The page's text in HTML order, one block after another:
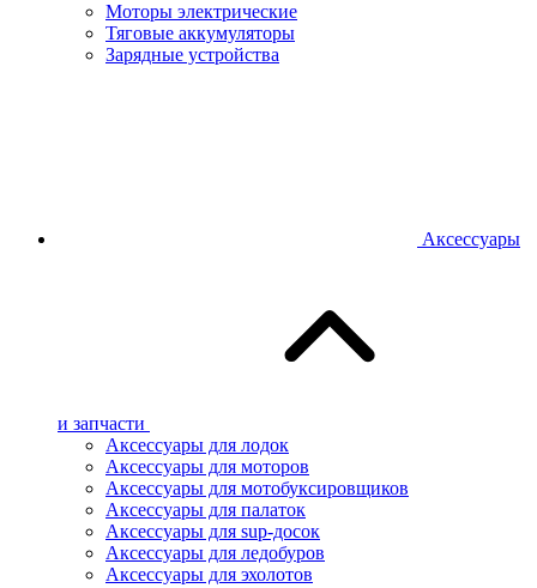
Моторы электрические
Тяговые аккумуляторы
Зарядные устройства
Аксессуары
и запчасти
Аксессуары для лодок
Аксессуары для моторов
Аксессуары для мотобуксировщиков
Аксессуары для палаток
Аксессуары для sup-досок
Аксессуары для ледобуров
Аксессуары для эхолотов